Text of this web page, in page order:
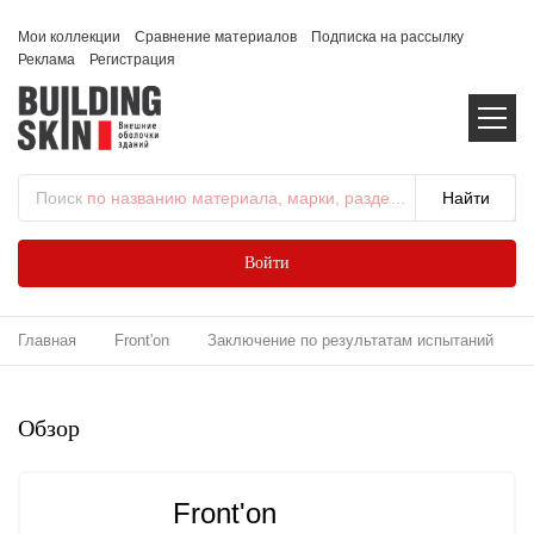
Мои коллекции Сравнение материалов
Подписка на рассылку
Реклама
Регистрация
Поиск по названию материала, марки, раздела...
Войти
Главная Front'on Заключение по результатам испытаний
Обзор
Front'on